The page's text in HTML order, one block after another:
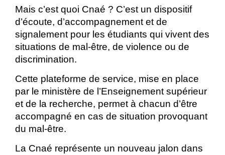
Mais c’est quoi Cnaé ? C’est un dispositif
d’écoute, d’accompagnement et de
signalement pour les étudiants qui vivent des
situations de mal-être, de violence ou de
discrimination.
Cette plateforme de service, mise en place
par le ministère de l’Enseignement supérieur
et de la recherche, permet à chacun d’être
accompagné en cas de situation provoquant
du mal-être.
La Cnaé représente un nouveau jalon dans